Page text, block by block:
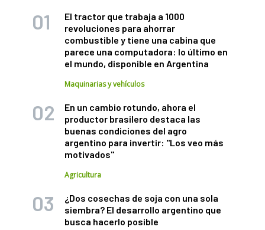
El tractor que trabaja a 1000
revoluciones para ahorrar
combustible y tiene una cabina que
parece una computadora: lo último en
el mundo, disponible en Argentina
Maquinarias y vehículos
En un cambio rotundo, ahora el
productor brasilero destaca las
buenas condiciones del agro
argentino para invertir: "Los veo más
motivados"
Agricultura
¿Dos cosechas de soja con una sola
siembra? El desarrollo argentino que
busca hacerlo posible